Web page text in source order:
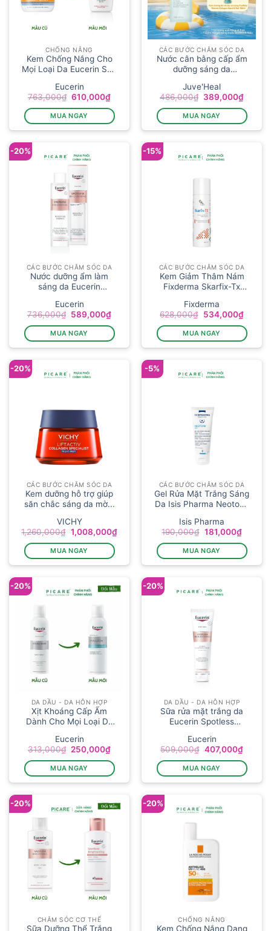
CHỐNG NẮNG
Kem Chống Nắng Cho
Mọi Loại Da Eucerin Sun
Eucerin
763,000₫ Giá
là:
763,000₫.
610,000₫Giá
tại
là:
610,000₫.
MUA NGAY
CÁC BƯỚC CHĂM SÓC DA
Nước cân bằng cấp ẩm
dưỡng sáng da
Juve'Heal
486,000₫ Giá
là:
486,000₫.
389,000₫Giá
tại
là:
MUA NGAY
-20%
CÁC BƯỚC CHĂM SÓC DA
Nước dưỡng ẩm làm
sáng da Eucerin
Eucerin
736,000₫ Giá
là:
736,000₫.
589,000₫Giá
tại
là:
589,000₫.
MUA NGAY
-15%
CÁC BƯỚC CHĂM SÓC DA
Kem Giảm Thâm Nám
Fixderma Skarfix-Tx
Fixderma
628,000₫ Giá
là:
628,000₫.
534,000₫Giá
hiện
tại
là:
MUA NGAY
-20%
CÁC BƯỚC CHĂM SÓC DA
Kem dưỡng hỗ trợ giúp
săn chắc sáng da mờ...
VICHY
1,260,000₫ Giá
gốc
là:
1,260,000₫.
1,008,000₫Giá
hiện
1,008,000₫.
MUA NGAY
-5%
CÁC BƯỚC CHĂM SÓC DA
Gel Rửa Mặt Trắng Sáng
Da Isis Pharma Neotone
Isis Pharma
190,000₫ Giá
là:
190,000₫.
181,000₫Giá
hiện
tại
là:
MUA NGAY
-20%
DA DẦU - DA HỖN HỢP
Xịt Khoáng Cấp Ẩm
Dành Cho Mọi Loại Da
Eucerin
313,000₫ Giá
là:
313,000₫.
250,000₫Giá
tại
là:
250,000₫.
MUA NGAY
-20%
DA DẦU - DA HỖN HỢP
Sữa rửa mặt trắng da
Eucerin Spotless
Eucerin
509,000₫ Giá
là:
509,000₫.
407,000₫Giá
hiện
tại
là:
MUA NGAY
-20%
CHĂM SÓC CƠ THỂ
Sữa Dưỡng Thể Trắng
-20%
CHỐNG NẮNG
Kem Chống Nắng Dạng